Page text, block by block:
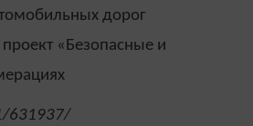
дорог
«Безопасные и
631937/